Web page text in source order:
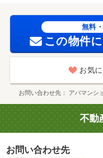
無料
この物件
お気
お問い合わせ先 アパマン
不動
お問い合わせ先